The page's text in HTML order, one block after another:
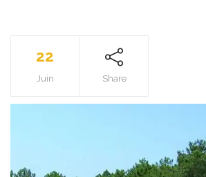
22
Juin Share